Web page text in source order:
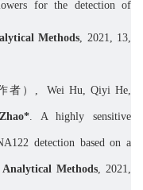
for the detection of
Methods, 2021, 13,
者） , Wei Hu, Qiyi He,
. A highly sensitive
detection based on a
Analytical Methods, 2021,